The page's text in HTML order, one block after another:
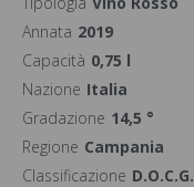
Annata 2019
Capacità 0,75 l
Nazione Italia
Gradazione 14,5 °
Regione Campania
Classificazione D.O.C.G.